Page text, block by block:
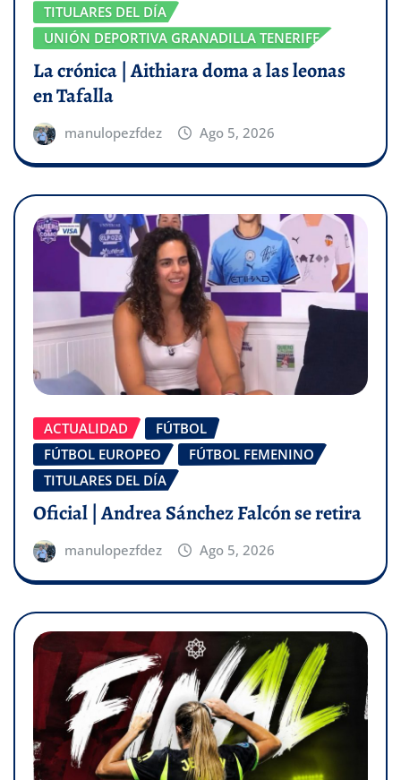
TITULARES DEL DÍA
UNIÓN DEPORTIVA GRANADILLA TENERIFE
La crónica | Aithiara doma a las leonas
en Tafalla
manulopezfdez Ago 5, 2026
ACTUALIDAD
FÚTBOL
FÚTBOL EUROPEO
FÚTBOL FEMENINO
TITULARES DEL DÍA
Oficial | Andrea Sánchez Falcón se retira
manulopezfdez Ago 5, 2026